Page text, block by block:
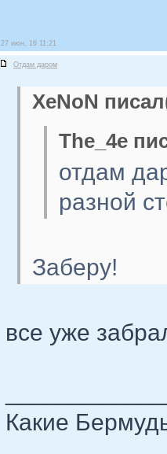
27 июн, 16 11:21
Отдам даром
XeNoN
The_4e
отдам
разной
Заберу!
все уже
Какие